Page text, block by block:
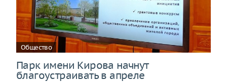
Общество
Парк имени Кирова начнут
благоустраивать в апреле